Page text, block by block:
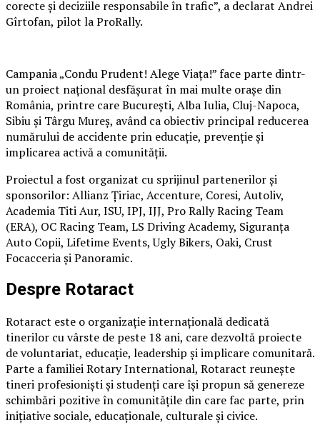
corecte și deciziile responsabile în trafic”, a declarat Andrei
Gîrtofan, pilot la ProRally.
Campania „Condu Prudent! Alege Viața!” face parte dintr-
un proiect național desfășurat în mai multe orașe din
România, printre care București, Alba Iulia, Cluj-Napoca,
Sibiu și Târgu Mureș, având ca obiectiv principal reducerea
numărului de accidente prin educație, prevenție și
implicarea activă a comunității.
Proiectul a fost organizat cu sprijinul partenerilor și
sponsorilor: Allianz Țiriac, Accenture, Coresi, Autoliv,
Academia Titi Aur, ISU, IPJ, IJJ, Pro Rally Racing Team
(ERA), OC Racing Team, LS Driving Academy, Siguranța
Auto Copii, Lifetime Events, Ugly Bikers, Oaki, Crust
Focacceria și Panoramic.
Despre Rotaract
Rotaract este o organizație internațională dedicată
tinerilor cu vârste de peste 18 ani, care dezvoltă proiecte
de voluntariat, educație, leadership și implicare comunitară.
Parte a familiei Rotary International, Rotaract reunește
tineri profesioniști și studenți care își propun să genereze
schimbări pozitive în comunitățile din care fac parte, prin
inițiative sociale, educaționale, culturale și civice.